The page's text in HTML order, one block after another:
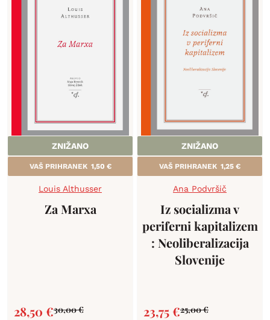
ZNIŽANO
VAŠ PRIHRANEK 1,50 €
Louis Althusser
Za Marxa
30,00€
28,50 €
ZNIŽANO
VAŠ PRIHRANEK 1,25 €
Ana Podvršič
Iz socializma v
periferni kapitalizem
: Neoliberalizacija
Slovenije
25,00€
23,75€